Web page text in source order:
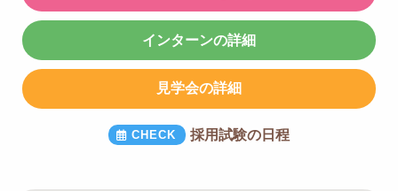
インターンの詳細
見学会の詳細
採用試験の日程